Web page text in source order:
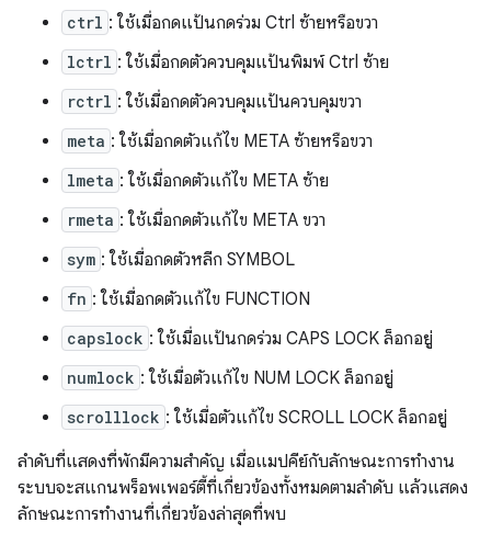
ctrl : ใช้เมื่อกดแป้นกดร่วม Ctrl ซ้ายหรือขวา
lctrl : ใช้เมื่อกดตัวควบคุมแป้นพิมพ์ Ctrl ซ้าย
rctrl : ใช้เมื่อกดตัวควบคุมแป้นควบคุมขวา
meta : ใช้เมื่อกดตัวแก้ไข META ซ้ายหรือขวา
lmeta : ใช้เมื่อกดตัวแก้ไข META ซ้าย
rmeta : ใช้เมื่อกดตัวแก้ไข META ขวา
sym : ใช้เมื่อกดตัวหลีก SYMBOL
fn : ใช้เมื่อกดตัวแก้ไข FUNCTION
capslock : ใช้เมื่อแป้นกดร่วม CAPS LOCK ล็อกอยู่
numlock : ใช้เมื่อตัวแก้ไข NUM LOCK ล็อกอยู่
scrolllock : ใช้เมื่อตัวแก้ไข SCROLL LOCK ล็อกอยู่
ลำดับที่แสดงที่พักมีความสำคัญ เมื่อแมปคีย์กับลักษณะการทํางาน
ระบบจะสแกนพร็อพเพอร์ตี้ที่เกี่ยวข้องทั้งหมดตามลําดับ แล้วแสดง
ลักษณะการทํางานที่เกี่ยวข้องล่าสุดที่พบ